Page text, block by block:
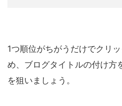
1つ順位がちがうだけでクリ
め、ブログタイトルの付け方
を狙いましょう。